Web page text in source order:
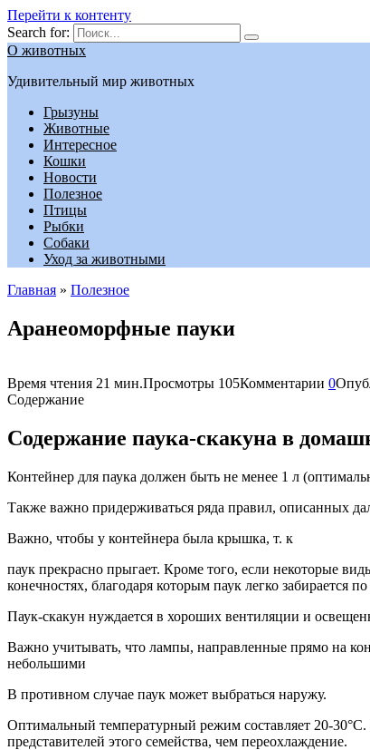
Перейти к контенту
Search for:
О животных
Удивительный мир животных
Грызуны
Животные
Интересное
Кошки
Новости
Полезное
Птицы
Рыбки
Собаки
Уход за животными
Главная » Полезное
Аранеоморфные пауки
Время чтения 21 мин.Просмотры 105Комментарии 0
Содержание
Содержание паука-скакуна в
Контейнер для паука должен быть не менее 1 л
Также важно придерживаться ряда правил, описанных
Важно, чтобы у контейнера была крышка, т. к
паук прекрасно прыгает. Кроме того, если некоторые
конечностях, благодаря которым паук легко забирается по
Паук-скакун нуждается в хороших вентиляции и
Важно учитывать, что лампы, направленные прямо на
небольшими
В противном случае паук может выбраться наружу.
Оптимальный температурный режим составляет 20-30°C.
представителей этого семейства, чем переохлаждение.